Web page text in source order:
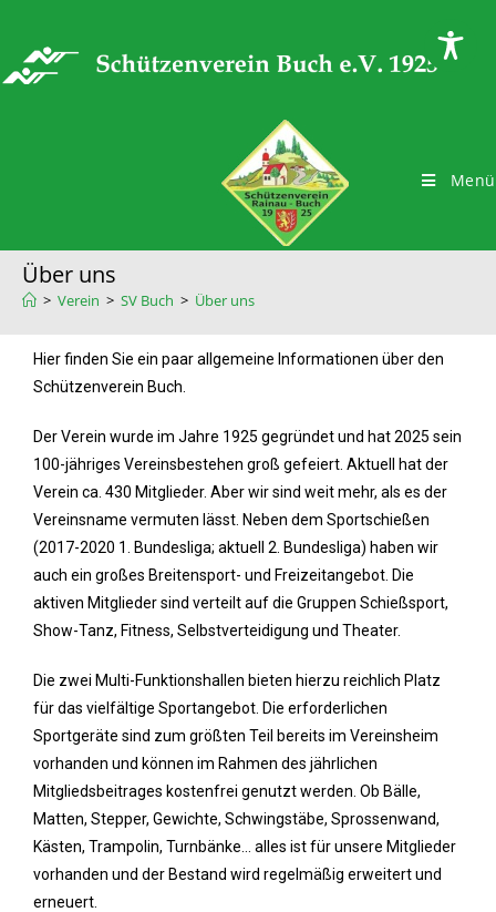
Menü
Über uns
> Verein > SV Buch > Über uns
Hier finden Sie ein paar allgemeine Informationen über den
Schützenverein Buch.
Der Verein wurde im Jahre 1925 gegründet und hat 2025 sein
100-jähriges Vereinsbestehen groß gefeiert. Aktuell hat der
Verein ca. 430 Mitglieder. Aber wir sind weit mehr, als es der
Vereinsname vermuten lässt. Neben dem Sportschießen
(2017-2020 1. Bundesliga; aktuell 2. Bundesliga) haben wir
auch ein großes Breitensport- und Freizeitangebot. Die
aktiven Mitglieder sind verteilt auf die Gruppen Schießsport,
Show-Tanz, Fitness, Selbstverteidigung und Theater.
Die zwei Multi-Funktionshallen bieten hierzu reichlich Platz
für das vielfältige Sportangebot. Die erforderlichen
Sportgeräte sind zum größten Teil bereits im Vereinsheim
vorhanden und können im Rahmen des jährlichen
Mitgliedsbeitrages kostenfrei genutzt werden. Ob Bälle,
Matten, Stepper, Gewichte, Schwingstäbe, Sprossenwand,
Kästen, Trampolin, Turnbänke… alles ist für unsere Mitglieder
vorhanden und der Bestand wird regelmäßig erweitert und
erneuert.